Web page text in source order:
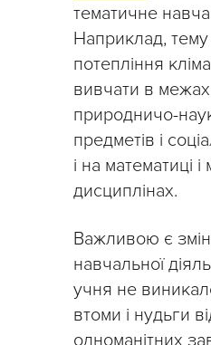
тематичне
Наприклад, тему
потепління
вивчати в
природничо-
предметів і
і на математиці
дисциплінах.
Важливою є
навчальної
учня не
втоми і нудьги
одноманітних